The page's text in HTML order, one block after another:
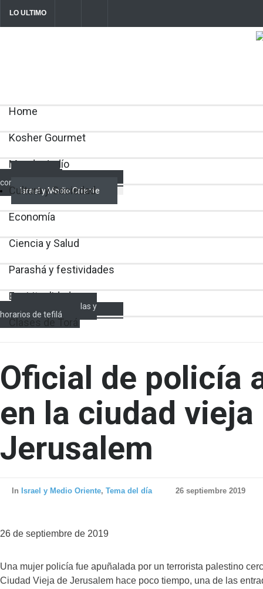
LO ULTIMO
Crisis en el Mossad: Altos
Home
Kosher Gourmet
Mundo Judío
comunitaria
Israel y Medio Oriente
Cultura y Sociedad
Economía
Ciencia y Salud
Parashá y festividades
Espiritualidad
Encendido de velas y
horarios de tefilá
Oficial de policía
en la ciudad vieja
Jerusalem
In Israel y Medio Oriente, Tema del día 26 septiembre 2019
26 de septiembre de 2019
Una mujer policía fue apuñalada por un terrorista palestino
Ciudad Vieja de Jerusalem hace poco tiempo, una de las